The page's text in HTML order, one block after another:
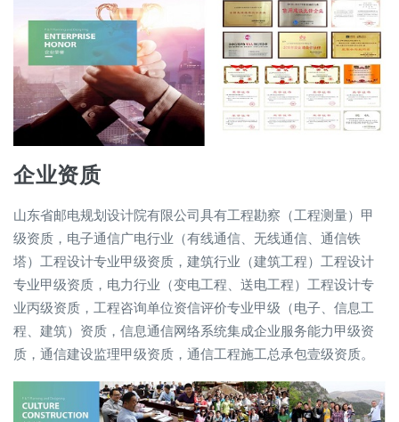
企业资质
山东省邮电规划设计院有限公司具有工程勘察（工程测量）甲
级资质，电子通信广电行业（有线通信、无线通信、通信铁
塔）工程设计专业甲级资质，建筑行业（建筑工程）工程设计
专业甲级资质，电力行业（变电工程、送电工程）工程设计专
业丙级资质，工程咨询单位资信评价专业甲级（电子、信息工
程、建筑）资质，信息通信网络系统集成企业服务能力甲级资
质，通信建设监理甲级资质，通信工程施工总承包壹级资质。